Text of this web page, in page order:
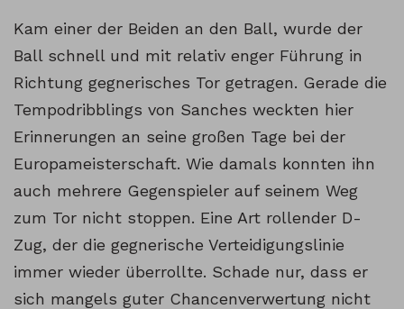
Kam einer der Beiden an den Ball, wurde der
Ball schnell und mit relativ enger Führung in
Richtung gegnerisches Tor getragen. Gerade die
Tempodribblings von Sanches weckten hier
Erinnerungen an seine großen Tage bei der
Europameisterschaft. Wie damals konnten ihn
auch mehrere Gegenspieler auf seinem Weg
zum Tor nicht stoppen. Eine Art rollender D-
Zug, der die gegnerische Verteidigungslinie
immer wieder überrollte. Schade nur, dass er
sich mangels guter Chancenverwertung nicht